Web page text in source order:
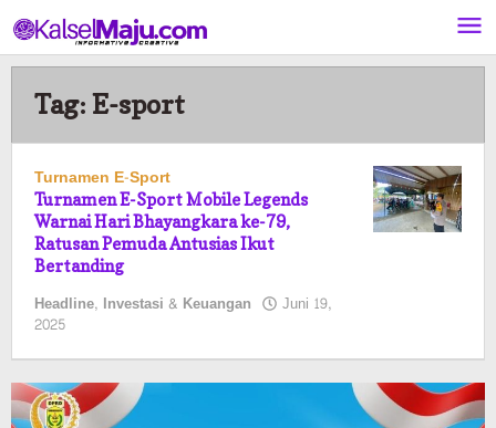
ke
konten
Tag: E-sport
Turnamen E-Sport
Turnamen E-Sport Mobile Legends
Warnai Hari Bhayangkara ke-79,
Ratusan Pemuda Antusias Ikut
Bertanding
Headline, Investasi & Keuangan Juni 19,
2025